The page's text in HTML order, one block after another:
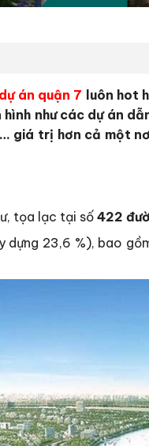
dự án quận 7 luôn hot
như các dự án
giá trị hơn cả một
tọa lạc tại số422
dựng 23,6 %), bao